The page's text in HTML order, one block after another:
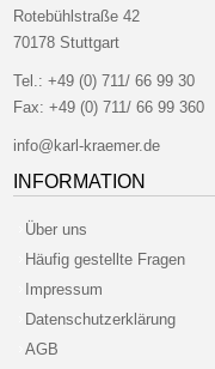
Rotebühlstraße 42
70178 Stuttgart
Tel.:+49 (0) 711/ 66 99 30
Fax: +49 (0) 711/ 66 99 360
info@karl-kraemer.de
INFORMATION
Über uns
Häufig gestellte Fragen
Impressum
Datenschutzerklärung
AGB